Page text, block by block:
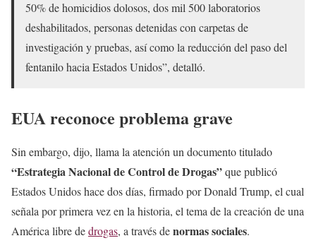
50% de homicidios dolosos, dos mil 500 laboratorios
deshabilitados, personas detenidas con carpetas de
investigación y pruebas, así como la reducción del paso del
fentanilo hacia Estados Unidos”, detalló.
EUA reconoce problema grave
Sin embargo, dijo, llama la atención un documento titulado
“Estrategia Nacional de Control de Drogas”que publicó
Estados Unidos hace dos días, firmado por Donald Trump, el cual
señala por primera vez en la historia, el tema de la creación de una
América libre dedrogas, a través denormas sociales.